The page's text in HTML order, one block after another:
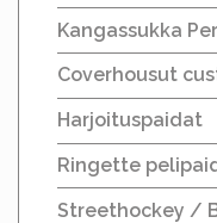
Kangassukka
Coverhousut
Harjoituspaidat
Ringette
Streethockey /